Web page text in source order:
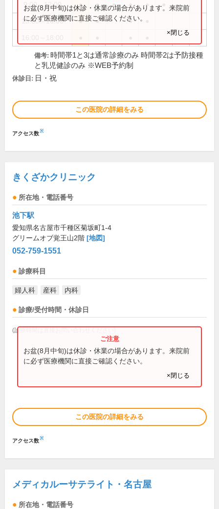
9:00～12:00 ● ● ● ● ●
15:00～16:00 ● ● ●
お盆(8月中旬)は休診・休業の場合があります。来院前
に必ず医療機関に直接ご確認ください。
×閉じる
備考: 時間帯1と3は通常診療のみ 時間帯2は予防接種
と乳児健診のみ ※WEB予約制
休診日: 日・祝
この医院の詳細をみる
アクセス数※
きくざかクリニック
所在地・電話番号
池下駅
愛知県名古屋市千種区菊坂町1-4
グリームオブ覚王山2階 [地図]
052-759-1551
診療科目
婦人科 産科 内科
診療/受付時間・休診日
(診療時間は直接お問い合わせください)
お盆(8月中旬)は休診・休業の場合があります。来院前
に必ず医療機関に直接ご確認ください。
×閉じる
この医院の詳細をみる
アクセス数※
メディカルーサテライト・名古屋
所在地・電話番号